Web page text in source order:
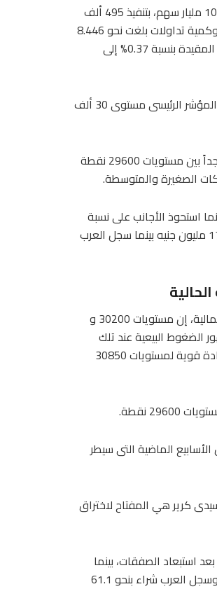
وشهد السوق قيم تداولات بنحو 245.6 مليار جنيه بنهاية الأسبوع، من خلال تداول 10.097 مليار سهم، بتنفيذ 495 ألف
عملية بيع وشراء، مقارنة بتداولات الأسبوع السابق التي بلغت قيمتها 360.3 مليار جنيه وكمية تداولات بلغت نحو 8.446
مليار ورقة منفذة على 554 ألف عملية بيع وشراء، وتراجع رأس المال السوقي للأسهم المقيدة بنسبة 0.37% إلى
وقال وائل عمار، خبير أسواق المال، إن السوق تنتظر محفزات جديدة لضمان عدم كسر المؤشر الرئيسى مستوى 30 ألف
وأشار عمار إلى أنه خلال الأسبوع الماضى تحرك المؤشر الرئيسى فى نطاق عرضى ضيق جداً بين مستويات 29600 نقطة
بينما استحوذ الأجانب على نسبة
3.2% والعرب على 4.6%، بعد استبعاد الصفقات، وسجل الأجانب صافي شراء بقيمة 179.4 مليون جنيه بينما سجل العرب
وقال وائل أبو غنيمة،رئيس قسم التحليل الفني بشركة عربية أون لاين لتداول الأوراق المالية، إن مستويات 30200 و
الضغوط البيعية عند تلك
المستويات بشكل كبير، مشيراً إلى أن اختراق تلك المستويات سيشهد حينها السوق ارتدادة قوية لمستويات 30850
نقطة.
الماضية التى سيطر
كرير هي المفتاح لاختراق
العام بعد استبعاد الصفقات، بينما
سجل الأجانب 3.6% والعرب 5.2% وقد حقق الأجانب صافي شراء بنحو 36.4 مليون جنيه وسجل العرب شراء بنحو 61.1